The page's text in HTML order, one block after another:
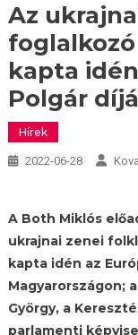
Az
kapta
Polgár
Hírek
2022-06-28
A Both Miklós
ukrajnai zenei
kapta idén az
Magyarországon;
György, a
parlamenti